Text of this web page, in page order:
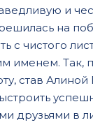
и
на
с чистого
именем. Так,
став Алиной
друзьями в